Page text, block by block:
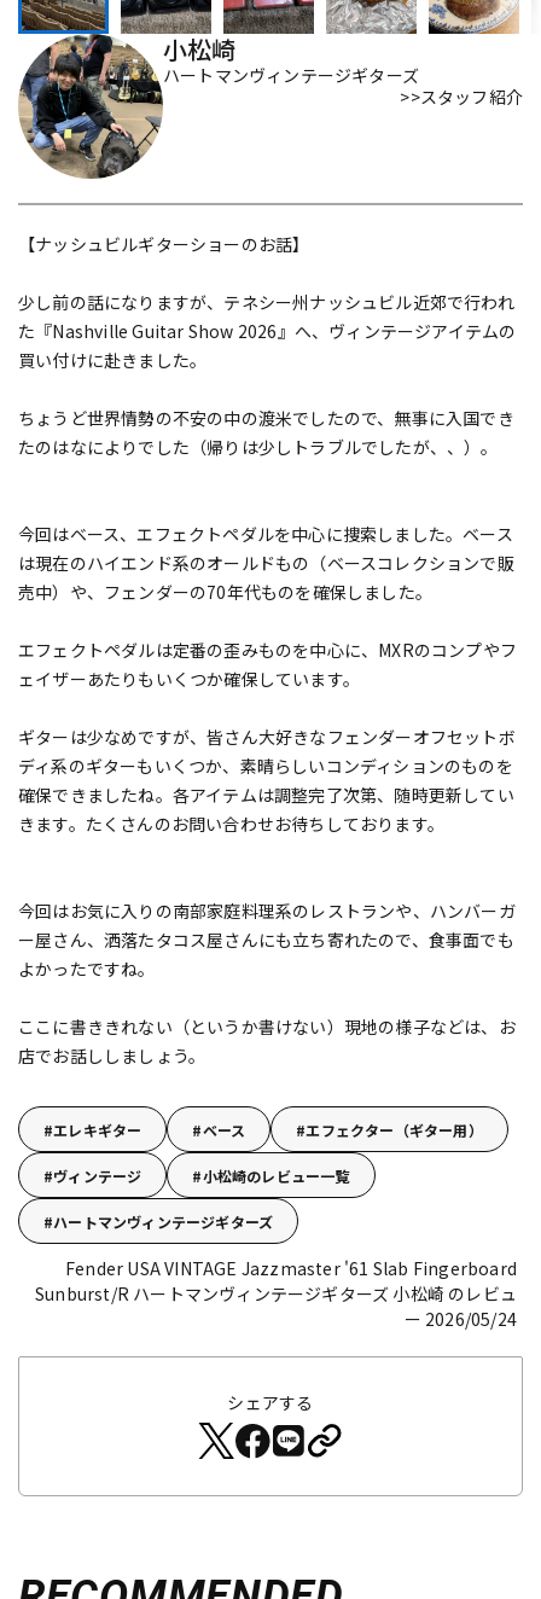
配信/ライブ機器 楽器アクセサリ
中古 ヴィンテージ
小松崎
ハートマンヴィンテージギターズ
>>スタッフ紹介
【ナッシュビルギターショーのお話】
少し前の話になりますが、テネシー州ナッシュビル近郊で行われ
た『Nashville Guitar Show 2026』へ、ヴィンテージアイテムの
買い付けに赴きました。
ちょうど世界情勢の不安の中の渡米でしたので、無事に入国でき
たのはなによりでした（帰りは少しトラブルでしたが、、）。
今回はベース、エフェクトペダルを中心に捜索しました。ベース
は現在のハイエンド系のオールドもの（ベースコレクションで販
売中）や、フェンダーの70年代ものを確保しました。
エフェクトペダルは定番の歪みものを中心に、MXRのコンプやフ
ェイザーあたりもいくつか確保しています。
ギターは少なめですが、皆さん大好きなフェンダーオフセットボ
ディ系のギターもいくつか、素晴らしいコンディションのものを
確保できましたね。各アイテムは調整完了次第、随時更新してい
きます。たくさんのお問い合わせお待ちしております。
今回はお気に入りの南部家庭料理系のレストランや、ハンバーガ
ー屋さん、洒落たタコス屋さんにも立ち寄れたので、食事面でも
よかったですね。
ここに書ききれない（というか書けない）現地の様子などは、お
店でお話ししましょう。
エレキギター ベース エフェクター（ギター用）
ヴィンテージ 小松崎のレビュー一覧
ハートマンヴィンテージギターズ
Fender USA VINTAGE Jazzmaster '61 Slab Fingerboard
Sunburst/R ハートマンヴィンテージギターズ 小松崎 のレビュ
ー 2026/05/24
シェアする